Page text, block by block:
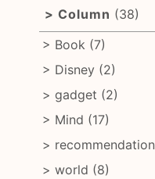
Column (38)
Book (7)
Disney (2)
gadget (2)
Mind (17)
recommendation
world (8)